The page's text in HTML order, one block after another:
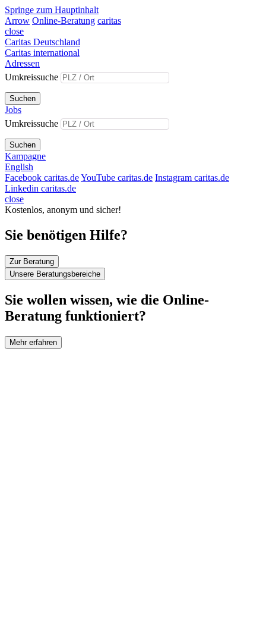
Springe zum Hauptinhalt
Arrow Online-Beratung caritas
close
Caritas Deutschland
Caritas international
Adressen
Umkreissuche
Suchen
Jobs
Umkreissuche
Suchen
Kampagne
English
Facebook caritas.deYouTube caritas.de Instagram caritas.de
Linkedin caritas.de
close
Kostenlos, anonym und sicher!
Sie benötigen Hilfe?
Zur Beratung
Unsere Beratungsbereiche
Sie wollen wissen, wie die Online-
Beratung funktioniert?
Mehr erfahren